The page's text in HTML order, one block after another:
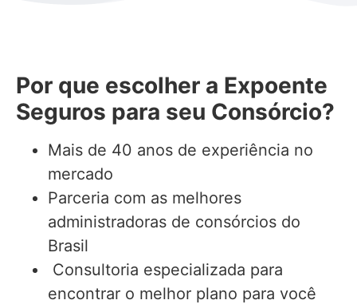
Por que escolher a Expoente
Seguros para seu Consórcio?
Mais de 40 anos de experiência no
mercado
Parceria com as melhores
administradoras de consórcios do
Brasil
Consultoria especializada para
encontrar o melhor plano para você